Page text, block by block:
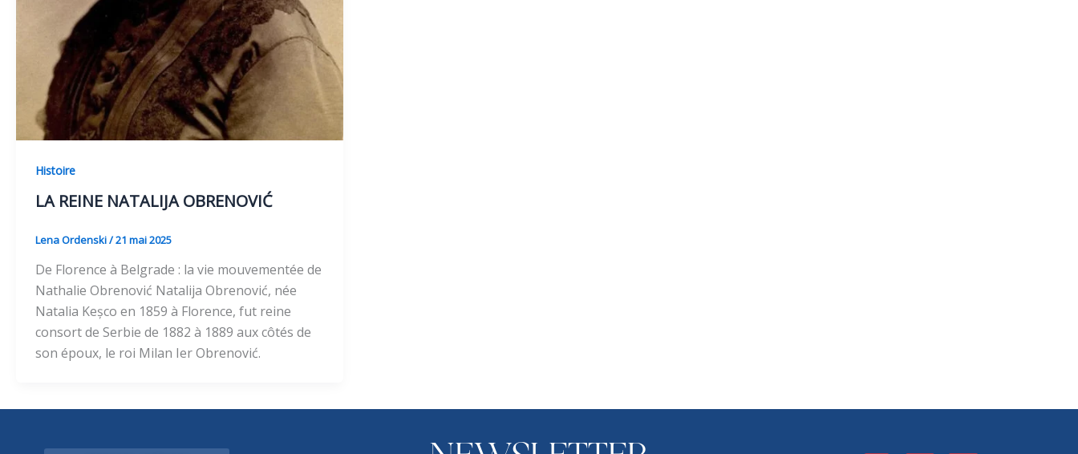
Histoire
LA REINE NATALIJA OBRENOVIĆ
Lena Ordenski/21 mai 2025
De Florence à Belgrade : la vie mouvementée de
Nathalie Obrenović Natalija Obrenović, née
Natalia Keșco en 1859 à Florence, fut reine
consort de Serbie de 1882 à 1889 aux côtés de
son époux, le roi Milan Ier Obrenović.